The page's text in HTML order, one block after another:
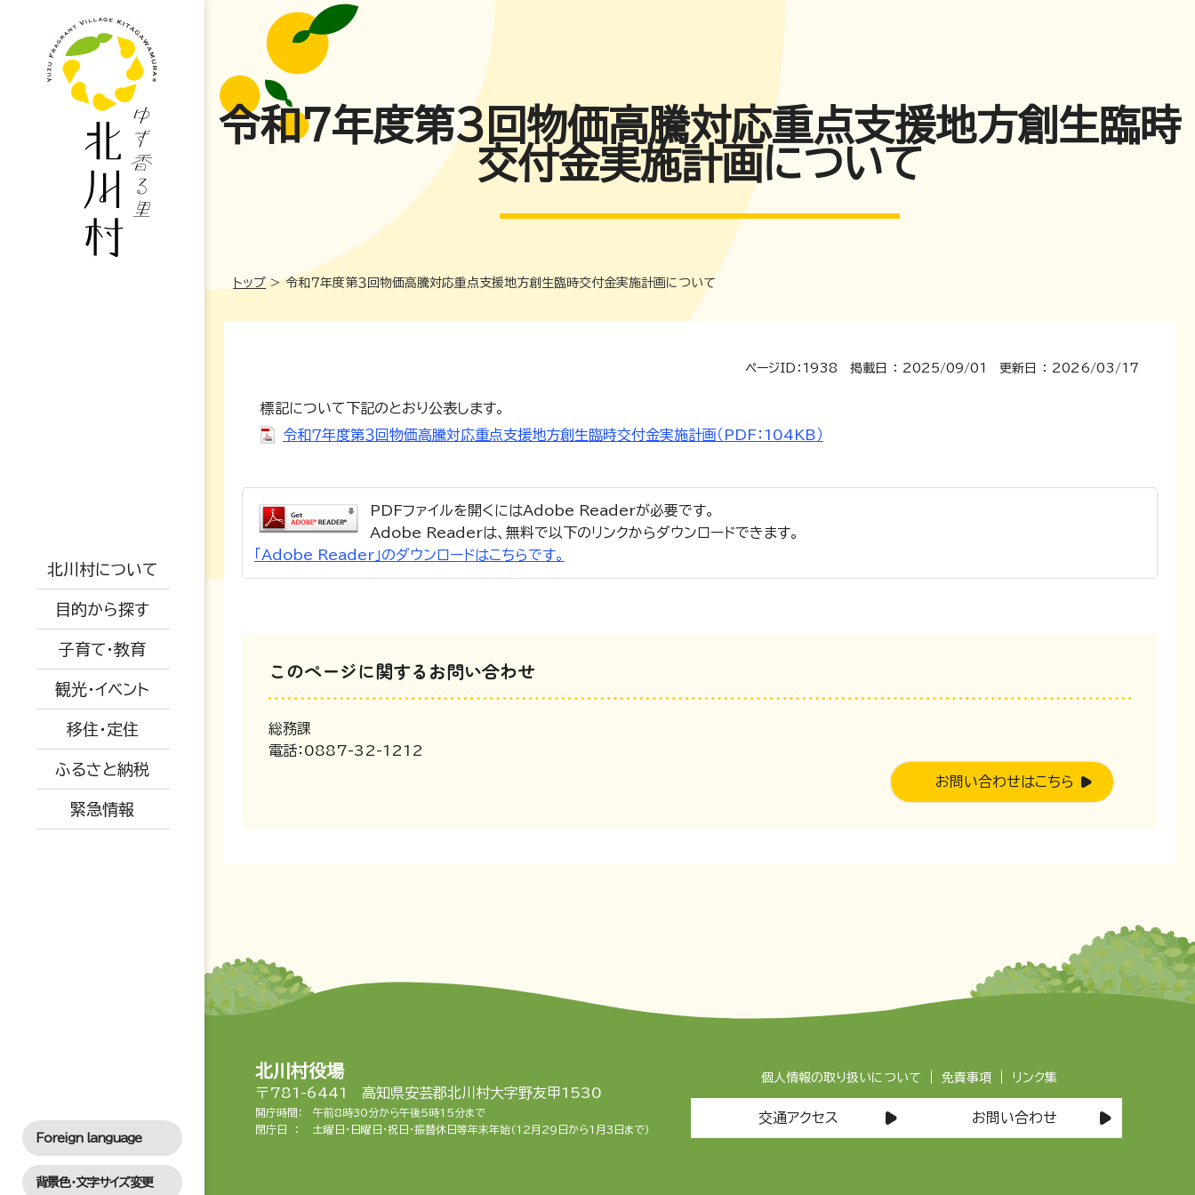
北川村について
地勢概要
交通アクセス
広報きたがわ
目的から探す
戸籍・結婚・死亡
税金・年金・保険
健康・福祉
子育て・教育
産業・建設・農業
子育て・教育
高校・大学
児童手当
保小中一体化
予防接種
保育所
観光・イベント
観光情報
移住・定住
仕事情報
空き家関係
移住関係
ふるさと納税
緊急情報
防災情報
防災マップ
被災情報
被災された方へ
Foreign language
背景色・文字サイズ変更
令和７年度第３回物価高騰対応重点支援地方創生臨時
交付金実施計画について
トップ > 令和７年度第３回物価高騰対応重点支援地方創生臨時交付金実施計画について
ページID：1938 掲載日 ： 2025/09/01 更新日 ： 2026/03/17
標記について下記のとおり公表します。
令和７年度第３回物価高騰対応重点支援地方創生臨時交付金実施計画（PDF：104KB）
PDFファイルを開くにはAdobe Readerが必要です。
Adobe Readerは、無料で以下のリンクからダウンロードできます。
「Adobe Reader」のダウンロードはこちらです。
このページに関するお問い合わせ
総務課
電話：0887-32-1212
お問い合わせはこちら
北川村役場
〒781-6441 高知県安芸郡北川村大字野友甲1530
開庁時間：
午前8時30分から午後5時15分まで
閉庁日 ：
土曜日・日曜日・祝日・振替休日等年末年始（12月29日から1月3日まで）
個人情報の取り扱いについて 免責事項 リンク集
交通アクセス お問い合わせ